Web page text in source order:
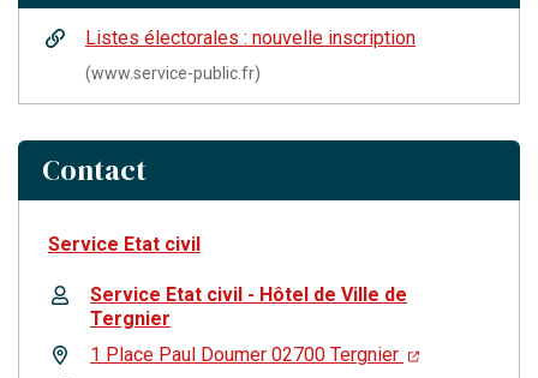
Listes électorales : nouvelle inscription
(www.service-public.fr)
Contact
Service Etat civil
Service Etat civil - Hôtel de Ville de
Tergnier
1 Place Paul Doumer 02700 Tergnier